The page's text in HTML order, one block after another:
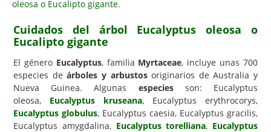
Hemisferio Sur
Enfermedades
Animales
Hongos
Carencias
Cuidados del árbol Eucalyptus oleosa o
Eucalipto gigante
El género Eucalyptus, familia Myrtaceae, incluye unas 700
especies deárboles y arbustosoriginarios de Australia y
Nueva Guinea. Algunas especiesson: Eucalyptus
oleosa, Eucalyptus kruseana, Eucalyptus erythrocorys,
Eucalyptus globulus, Eucalyptus caesia, Eucalyptus gracilis,
Eucalyptus amygdalina, Eucalyptus torelliana, Eucalyptus